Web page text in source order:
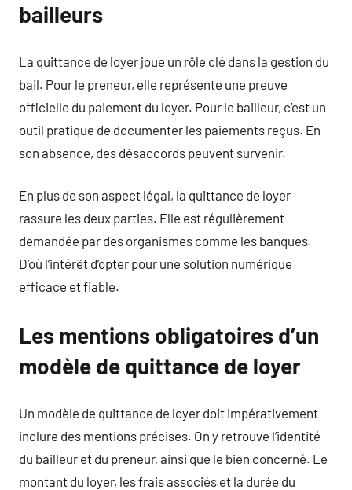
bailleurs
La quittance de loyer joue un rôle clé dans la gestion du
bail. Pour le preneur, elle représente une preuve
officielle du paiement du loyer. Pour le bailleur, c’est un
outil pratique de documenter les paiements reçus. En
son absence, des désaccords peuvent survenir.
En plus de son aspect légal, la quittance de loyer
rassure les deux parties. Elle est régulièrement
demandée par des organismes comme les banques.
D’où l’intérêt d’opter pour une solution numérique
efficace et fiable.
Les mentions obligatoires d’un
modèle de quittance de loyer
Un modèle de quittance de loyer doit impérativement
inclure des mentions précises. On y retrouve l’identité
du bailleur et du preneur, ainsi que le bien concerné. Le
montant du loyer, les frais associés et la durée du